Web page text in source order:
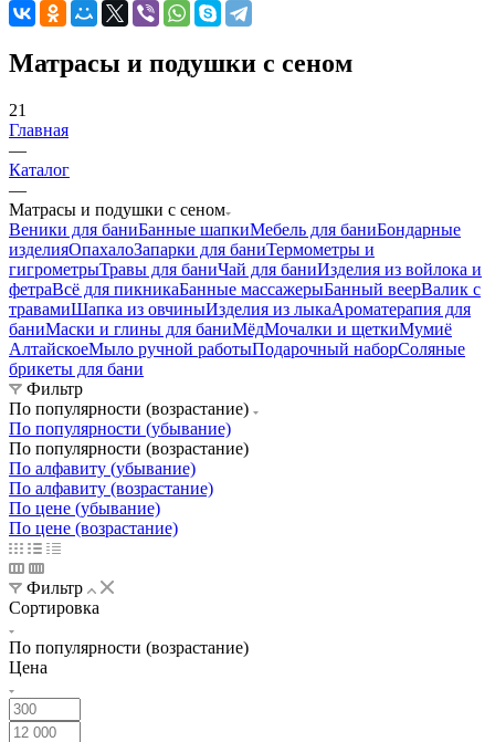
Матрасы и подушки с сеном
21
Главная
—
Каталог
—
Матрасы и подушки с сеном
Веники для баниБанные шапкиМебель для баниБондарные
изделияОпахалоЗапарки для баниТермометры и
гигрометрыТравы для баниЧай для баниИзделия из войлока и
фетраВсё для пикникаБанные массажерыБанный веерВалик с
травамиШапка из овчиныИзделия из лыкаАроматерапия для
баниМаски и глины для баниМёдМочалки и щеткиМумиё
АлтайскоеМыло ручной работыПодарочный наборСоляные
брикеты для бани
Фильтр
По популярности (возрастание)
По популярности (убывание)
По популярности (возрастание)
По алфавиту (убывание)
По алфавиту (возрастание)
По цене (убывание)
По цене (возрастание)
Фильтр
Сортировка
По популярности (возрастание)
Цена